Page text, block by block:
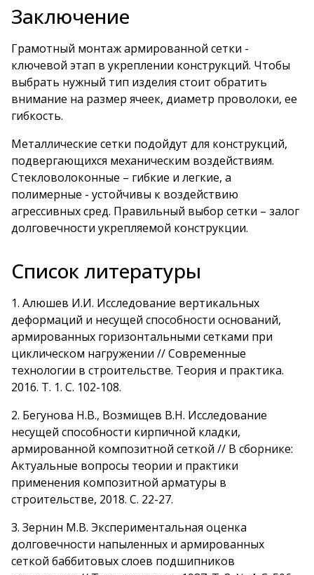
Заключение
Грамотный монтаж армированной сетки -
ключевой этап в укреплении конструкций. Чтобы
выбрать нужный тип изделия стоит обратить
внимание на размер ячеек, диаметр проволоки, ее
гибкость.
Металлические сетки подойдут для конструкций,
подвергающихся механическим воздействиям.
Стекловолоконные – гибкие и легкие, а
полимерные - устойчивы к воздействию
агрессивных сред. Правильный выбор сетки – залог
долговечности укрепляемой конструкции.
Список литературы
1. Алюшев И.И. Исследование вертикальных
деформаций и несущей способности оснований,
армированных горизонтальными сетками при
циклическом нагружении // Современные
технологии в строительстве. Теория и практика.
2016. Т. 1. С. 102-108.
2. Бегунова Н.В., Возмищев В.Н. Исследование
несущей способности кирпичной кладки,
армированной композитной сеткой // В сборнике:
Актуальные вопросы теории и практики
применения композитной арматуры в
строительстве, 2018. С. 22-27.
3. Зернин М.В. Экспериментальная оценка
долговечности напыленных и армированных
сеткой баббитовых слоев подшипников